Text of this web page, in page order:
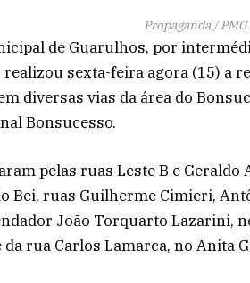
Propaganda / PMG
de Guarulhos, por
realizou sexta-feira agora (15) a
diversas vias da área do
Bonsucesso.
pelas ruas Leste B e
Bei, ruas Guilherme Cimieri,
João Torquarto Lazarini,
rua Carlos Lamarca, no Anita